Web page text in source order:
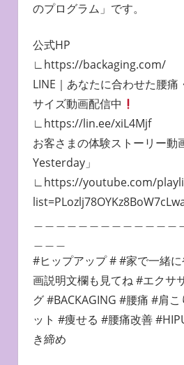
のプログラム」です。
公式HP
∟https://backaging.com/
LINE｜あなたに合わせた腰痛
サイズ動画配信中
∟https://lin.ee/xiL4Mjf
お客さまの体験ストーリー
Yesterday」
∟https://youtube.com/
#ヒップアップ # #家で一緒
画説明文欄も見てね #エクサ
グ #BACKAGING #腰痛 #肩
ット #痩せる #腰痛改善
き締め